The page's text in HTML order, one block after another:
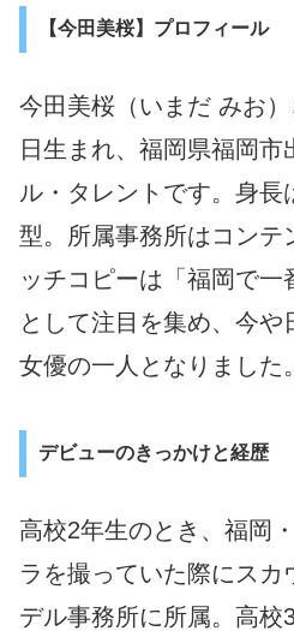
【今田美桜】プロフィール
今田美桜（いまだ みお
日生まれ、福岡県福岡市
ル・タレントです。身長
型。所属事務所はコンテ
ッチコピーは「福岡で一
として注目を集め、今
女優の一人となりました。
デビューのきっかけと経歴
高校2年生のとき、福岡
ラを撮っていた際にスカ
デル事務所に所属。高校